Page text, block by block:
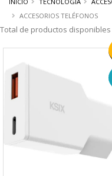
ACCESORIOS TELÉFONOS
Total de productos disponibles